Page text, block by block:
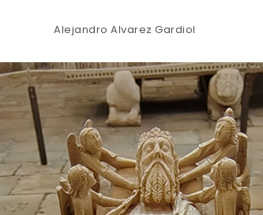
Alejandro Alvarez Gardiol